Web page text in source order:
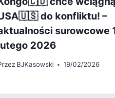
do konfliktu! –
surowcowe
2026
BJKasowski 19/02/2026